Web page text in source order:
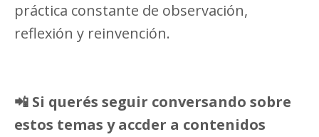
práctica constante de observación,
reflexión y reinvención.
📲 Si querés seguir conversando sobre
estos temas y accder a contenidos